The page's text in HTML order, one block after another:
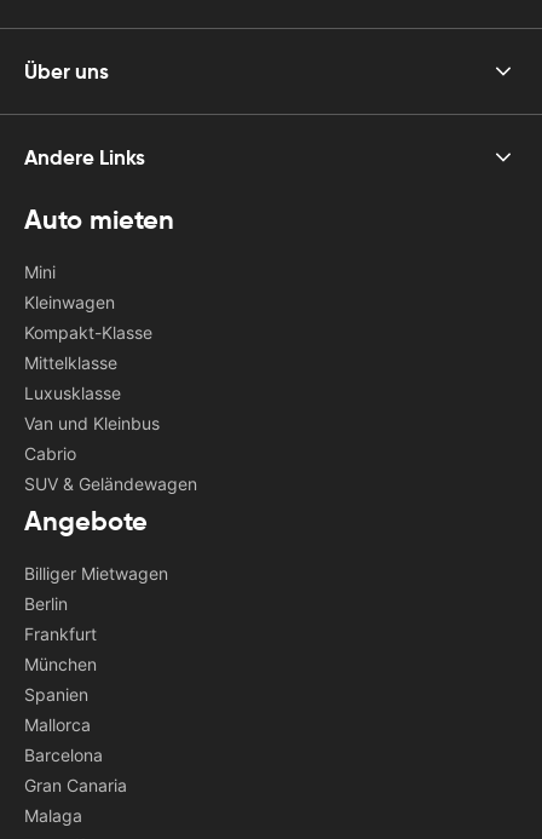
Über uns
Andere Links
Auto mieten
Mini
Kleinwagen
Kompakt-Klasse
Mittelklasse
Luxusklasse
Van und Kleinbus
Cabrio
SUV & Geländewagen
Angebote
Billiger Mietwagen
Berlin
Frankfurt
München
Spanien
Mallorca
Barcelona
Gran Canaria
Malaga